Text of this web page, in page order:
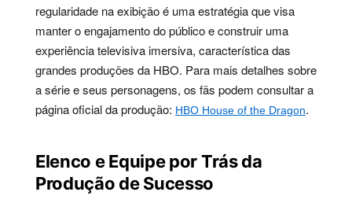
regularidade na exibição é uma estratégia que visa
manter o engajamento do público e construir uma
experiência televisiva imersiva, característica das
grandes produções da HBO. Para mais detalhes sobre
a série e seus personagens, os fãs podem consultar a
página oficial da produção: HBO House of the Dragon.
Elenco e Equipe por Trás da
Produção de Sucesso